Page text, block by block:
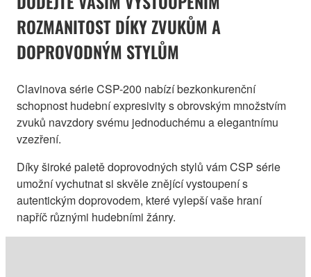
ROZMANITOST DÍKY ZVUKŮM A
DOPROVODNÝM STYLŮM
Clavinova série CSP-200 nabízí bezkonkurenční
schopnost hudební expresivity s obrovským množstvím
zvuků navzdory svému jednoduchému a elegantnímu
vzezření.
Díky široké paletě doprovodných stylů vám CSP série
umožní vychutnat si skvěle znějící vystoupení s
autentickým doprovodem, které vylepší vaše hraní
napříč různými hudebními žánry.